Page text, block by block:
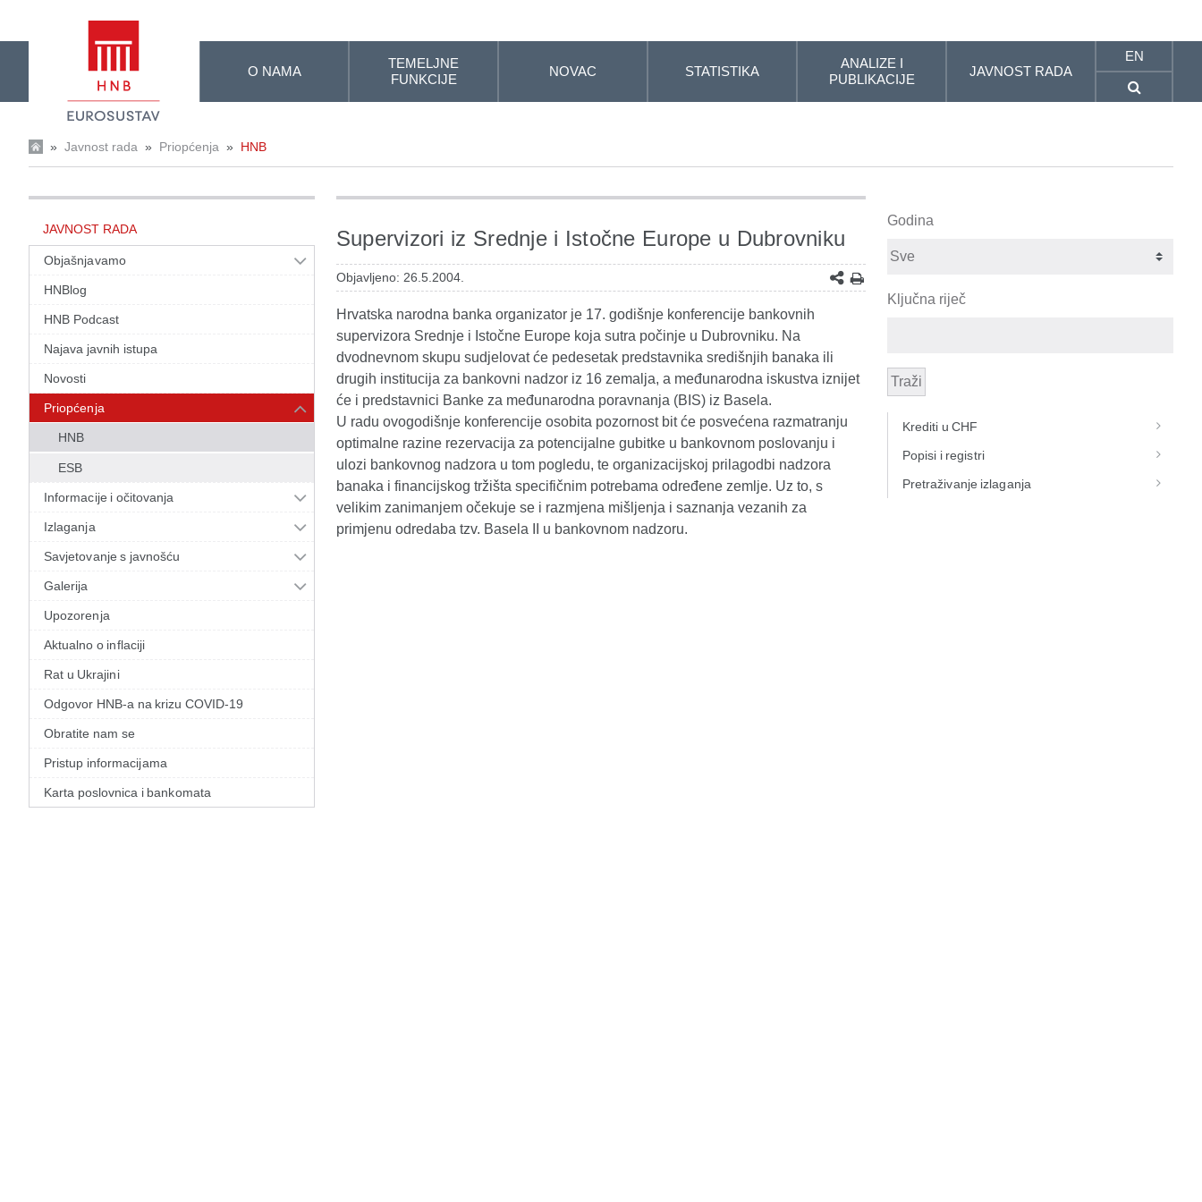
O NAMA
TEMELJNE
FUNKCIJE
NOVAC STATISTIKA
ANALIZE I
PUBLIKACIJE
JAVNOST RADA
EN
» Javnost rada » Priopćenja » HNB
JAVNOST RADA
Objašnjavamo
HNBlog
HNB Podcast
Najava javnih istupa
Novosti
Priopćenja
HNB
ESB
Informacije i očitovanja
Izlaganja
Savjetovanje s javnošću
Galerija
Upozorenja
Aktualno o inflaciji
Rat u Ukrajini
Odgovor HNB-a na krizu COVID-19
Obratite nam se
Pristup informacijama
Karta poslovnica i bankomata
Supervizori iz Srednje i Istočne Europe u Dubrovniku
Objavljeno: 26.5.2004.
Hrvatska narodna banka organizator je 17. godišnje konferencije bankovnih
supervizora Srednje i Istočne Europe koja sutra počinje u Dubrovniku. Na
dvodnevnom skupu sudjelovat će pedesetak predstavnika središnjih banaka ili
drugih institucija za bankovni nadzor iz 16 zemalja, a međunarodna iskustva iznijet
će i predstavnici Banke za međunarodna poravnanja (BIS) iz Basela.
U radu ovogodišnje konferencije osobita pozornost bit će posvećena razmatranju
optimalne razine rezervacija za potencijalne gubitke u bankovnom poslovanju i
ulozi bankovnog nadzora u tom pogledu, te organizacijskoj prilagodbi nadzora
banaka i financijskog tržišta specifičnim potrebama određene zemlje. Uz to, s
velikim zanimanjem očekuje se i razmjena mišljenja i saznanja vezanih za
primjenu odredaba tzv. Basela II u bankovnom nadzoru.
Godina
Ključna riječ
Traži
Krediti u CHF
Popisi i registri
Pretraživanje izlaganja